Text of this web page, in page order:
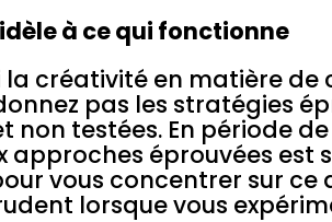
à ce qui fonctionne
la créativité en matière
pas les stratégies
non testées. En période
approches éprouvées est
vous concentrer sur
lorsque vous